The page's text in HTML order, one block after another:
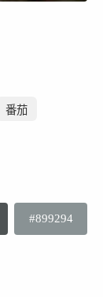
番茄
#899294